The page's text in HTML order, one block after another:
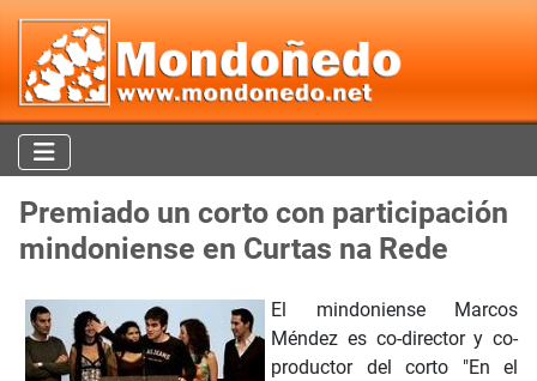
Premiado un corto con participación
mindoniense en Curtas na Rede
El mindoniense Marcos
Méndez es co-director y co-
productor del corto "En el